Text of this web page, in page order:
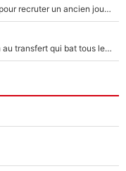
«C’est un très bon choix» : L'OM fait une offre pour recruter un ancien joueur du PSG... et c'est validé dans l'After Foot !
140M€ pour Yan Diomandé : Le PSG a dit non au transfert qui bat tous les records sur le mercato